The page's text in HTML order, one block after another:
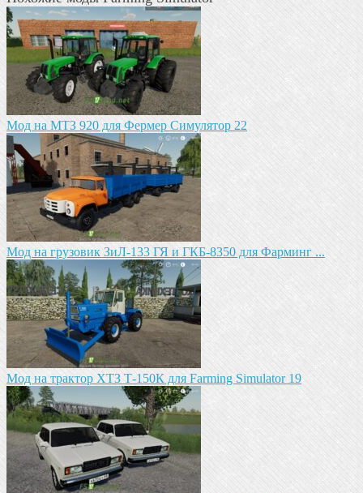
Мод на МТЗ 920 для Фермер Симулятор 22
Мод на грузовик ЗиЛ-133 ГЯ и ГКБ-8350 для Фарминг ...
Мод на трактор ХТЗ Т-150К для Farming Simulator 19